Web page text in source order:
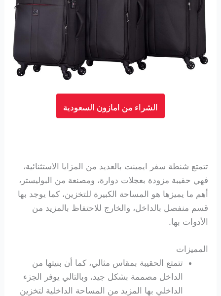
الشراء من امازون السعودية
تتمتع شنطة سفر ايمينت بالعديد من المزايا الاستثنائية،
فهي حقيبة مزودة بعجلات دوارة، ومصنعة من البوليستر،
أهم ما يميزها هو المساحة الكبيرة للتخزين، كما يوجد بها
قسم منفصل بالداخل، والخارج للاحتفاظ بالمزيد من
الأدوات بها.
المميزات
تتمتع الحقيبة بمقاس مثالي، كما أن بنيتها من
الداخل مصممة بشكل جيد، وبالتالي يوفر الجزء
الداخلي بها المزيد من المساحة الداخلية لتخزين